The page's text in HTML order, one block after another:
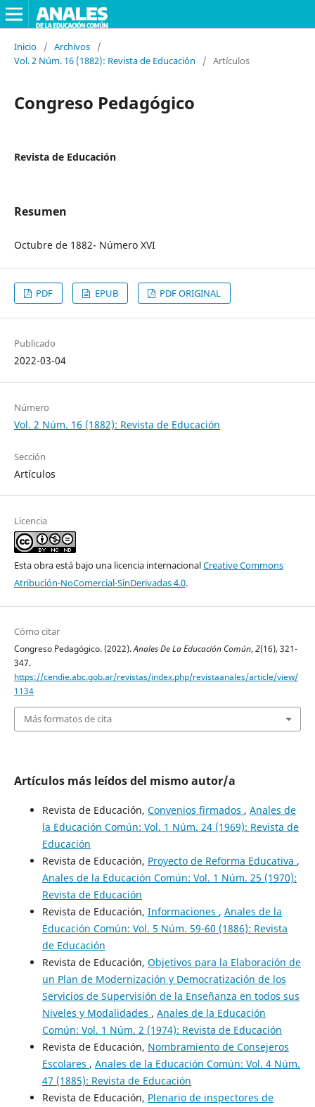
Inicio / Archivos
/
Vol. 2 Núm. 16 (1882): Revista de Educación
/ Artículos
Congreso Pedagógico
Revista de Educación
Resumen
Octubre de 1882- Número XVI
PDF EPUB PDF ORIGINAL
Publicado
2022-03-04
Número
Vol. 2 Núm. 16 (1882): Revista de Educación
Sección
Artículos
Licencia
Esta obra está bajo una licencia internacionalCreative Commons
Atribución-NoComercial-SinDerivadas 4.0.
Cómo citar
Congreso Pedagógico. (2022).Anales De La Educación Común, 2(16), 321-
347.
https://cendie.abc.gob.ar/revistas/index.php/revistaanales/article/view/
1134
Más formatos de cita
Artículos más leídos del mismo autor/a
Revista de Educación, Convenios firmados , Anales de
la Educación Común: Vol. 1 Núm. 24 (1969): Revista de
Educación
Revista de Educación, Proyecto de Reforma Educativa ,
Anales de la Educación Común: Vol. 1 Núm. 25 (1970):
Revista de Educación
Revista de Educación, Informaciones , Anales de la
Educación Común: Vol. 5 Núm. 59-60 (1886): Revista
de Educación
Revista de Educación, Objetivos para la Elaboración de
un Plan de Modernización y Democratización de los
Servicios de Supervisión de la Enseñanza en todos sus
Niveles y Modalidades , Anales de la Educación
Común: Vol. 1 Núm. 2 (1974): Revista de Educación
Revista de Educación, Nombramiento de Consejeros
Escolares , Anales de la Educación Común: Vol. 4 Núm.
47 (1885): Revista de Educación
Revista de Educación, Plenario de inspectores de